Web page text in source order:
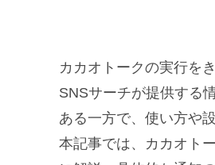
カカオトークの実行を
SNSサーチが提供する
ある一方で、使い方や
本記事では、カカオト